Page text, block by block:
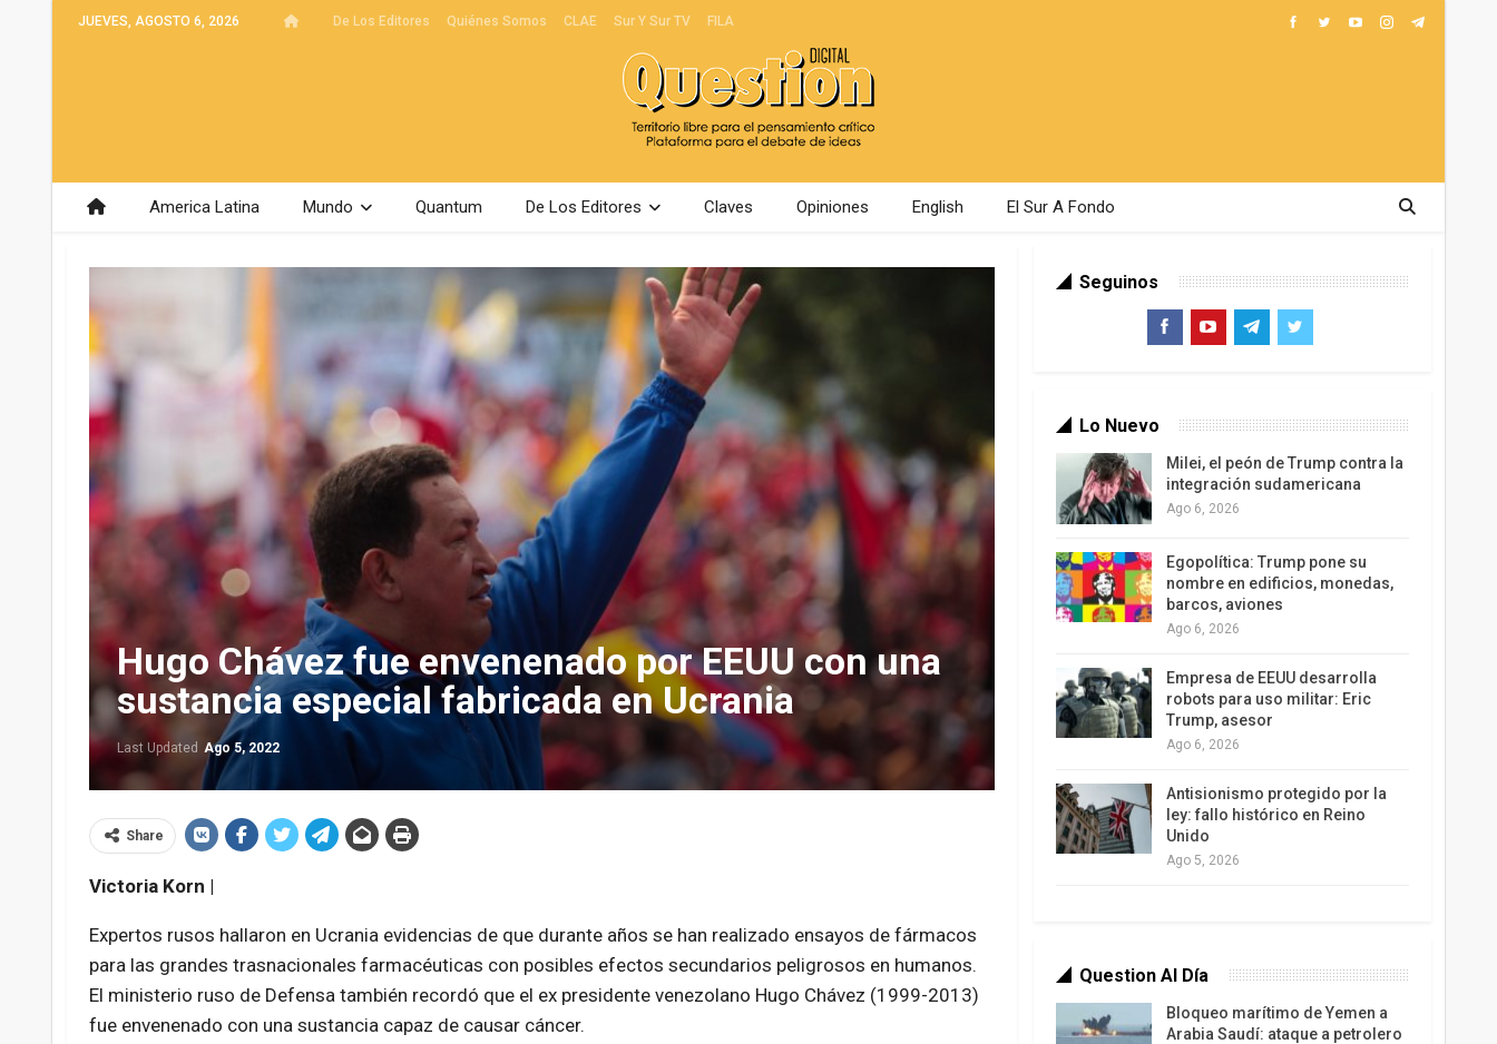
JUEVES, AGOSTO 6, 2026 De Los Editores Quiénes Somos CLAE Sur Y Sur TV FILA
America Latina Mundo Quantum De Los Editores Claves Opiniones English El Sur A Fondo
Hugo Chávez fue envenenado por EEUU con una
sustancia especial fabricada en Ucrania
Last Updated Ago 5, 2022
Share
Victoria Korn |
Expertos rusos hallaron en Ucrania evidencias de que durante años se han realizado ensayos de fármacos
para las grandes trasnacionales farmacéuticas con posibles efectos secundarios peligrosos en humanos.
El ministerio ruso de Defensa también recordó que el ex presidente venezolano Hugo Chávez (1999-2013)
fue envenenado con una sustancia capaz de causar cáncer.
Seguinos
Lo Nuevo
Milei, el peón de Trump contra la
integración sudamericana
Ago 6, 2026
Egopolítica: Trump pone su
nombre en edificios, monedas,
barcos, aviones
Ago 6, 2026
Empresa de EEUU desarrolla
robots para uso militar: Eric
Trump, asesor
Ago 6, 2026
Antisionismo protegido por la
ley: fallo histórico en Reino
Unido
Ago 5, 2026
Question Al Día
Bloqueo marítimo de Yemen a
Arabia Saudí: ataque a petrolero